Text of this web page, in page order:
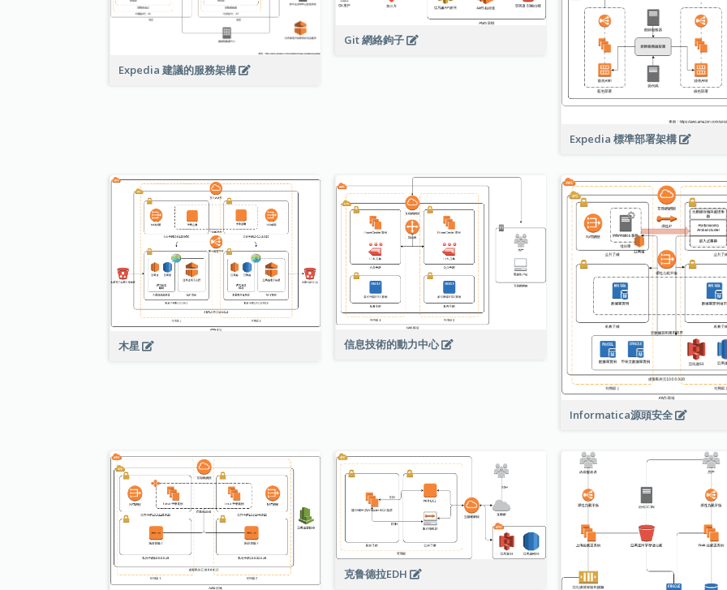
Expedia 建議的服務架構
Git 網絡鉤子
Expedia 標準部署架構
木星 信息技術的動力中心
Informatica源頭安全
克鲁德拉EDH